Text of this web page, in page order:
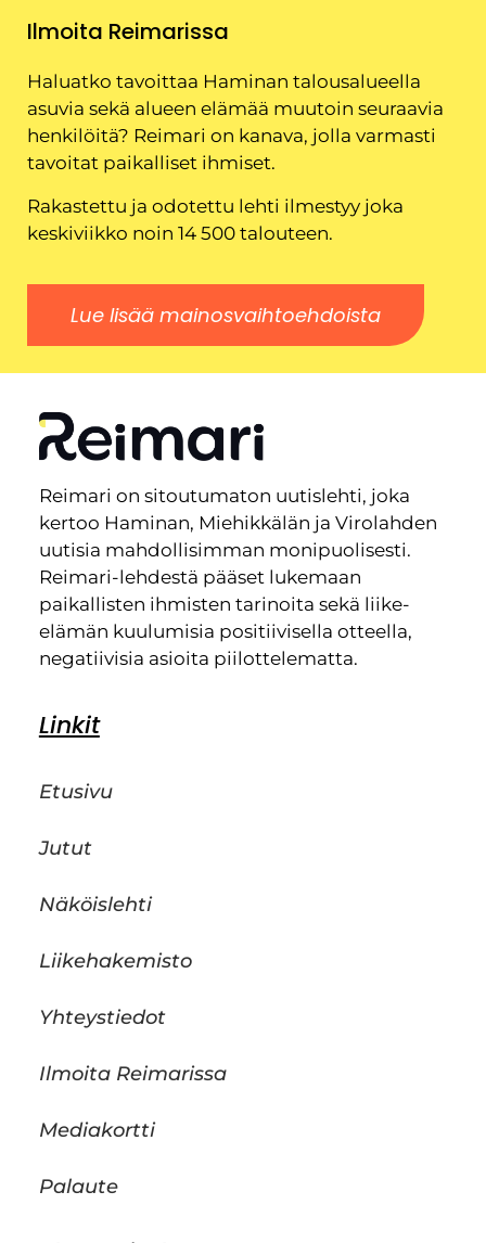
Ilmoita Reimarissa
Haluatko tavoittaa Haminan talousalueella
asuvia sekä alueen elämää muutoin seuraavia
henkilöitä? Reimari on kanava, jolla varmasti
tavoitat paikalliset ihmiset.
Rakastettu ja odotettu lehti ilmestyy joka
keskiviikko noin 14 500 talouteen.
Lue lisää mainosvaihtoehdoista
Reimari on sitoutumaton uutislehti, joka
kertoo Haminan, Miehikkälän ja Virolahden
uutisia mahdollisimman monipuolisesti.
Reimari-lehdestä pääset lukemaan
paikallisten ihmisten tarinoita sekä liike-
elämän kuulumisia positiivisella otteella,
negatiivisia asioita piilottelematta.
Linkit
Etusivu
Jutut
Näköislehti
Liikehakemisto
Yhteystiedot
Ilmoita Reimarissa
Mediakortti
Palaute